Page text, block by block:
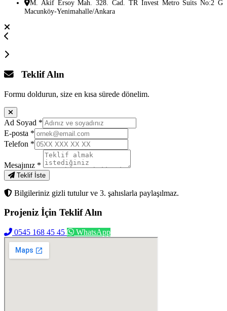
M. Akif Ersoy Mah. 328. Cad. TR Invest Metro Suits No:2 G
Macunköy-Yenimahalle/Ankara
Teklif Alın
Formu doldurun, size en kısa sürede dönelim.
Ad Soyad *
E-posta *
Telefon *
Mesajınız *
Teklif İste
Bilgileriniz gizli tutulur ve 3. şahıslarla paylaşılmaz.
Projeniz İçin Teklif Alın
0545 168 45 45 WhatsApp